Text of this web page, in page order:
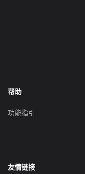
帮助
功能指引
友情链接